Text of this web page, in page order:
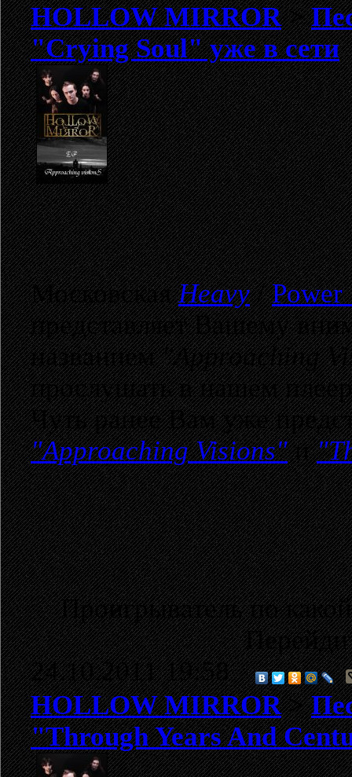
HOLLOW MIRROR>
"Crying Soul" уже в сети
МосковскаяHeavy/
представляет Вашему
названием"Approaching
прослушать в нашем
Чуть ранее Вам уже
"Approaching Visions"и
Проигрыватель по
24.10.2011 19:58
HOLLOW MIRROR>
"Through Years And